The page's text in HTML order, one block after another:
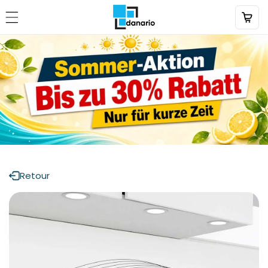
directement
au contenu
Retour